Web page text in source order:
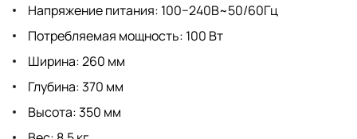
Напряжение питания: 100−240В~50/60Гц
Потребляемая мощность: 100 Вт
Ширина: 260 мм
Глубина: 370 мм
Высота: 350 мм